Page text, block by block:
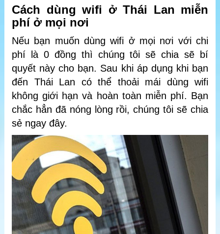
Cách dùng wifi ở Thái Lan miễn
phí ở mọi nơi
Nếu bạn muốn dùng wifi ở mọi nơi với chi
phí là 0 đồng thì chúng tôi sẽ chia sẽ bí
quyết này cho bạn. Sau khi áp dụng khi bạn
đến Thái Lan có thể thoải mái dùng wifi
không giới hạn và hoàn toàn miễn phí. Bạn
chắc hẳn đã nóng lòng rồi, chúng tôi sẽ chia
sẻ ngay đây.